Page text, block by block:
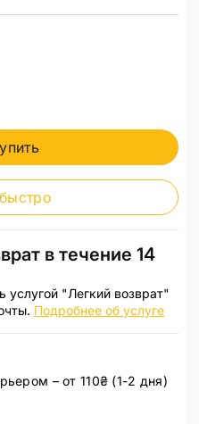
в течение 14
услугой "Легкий возврат"
Подробнее об услуге
– от 110₴ (1-2 дня)